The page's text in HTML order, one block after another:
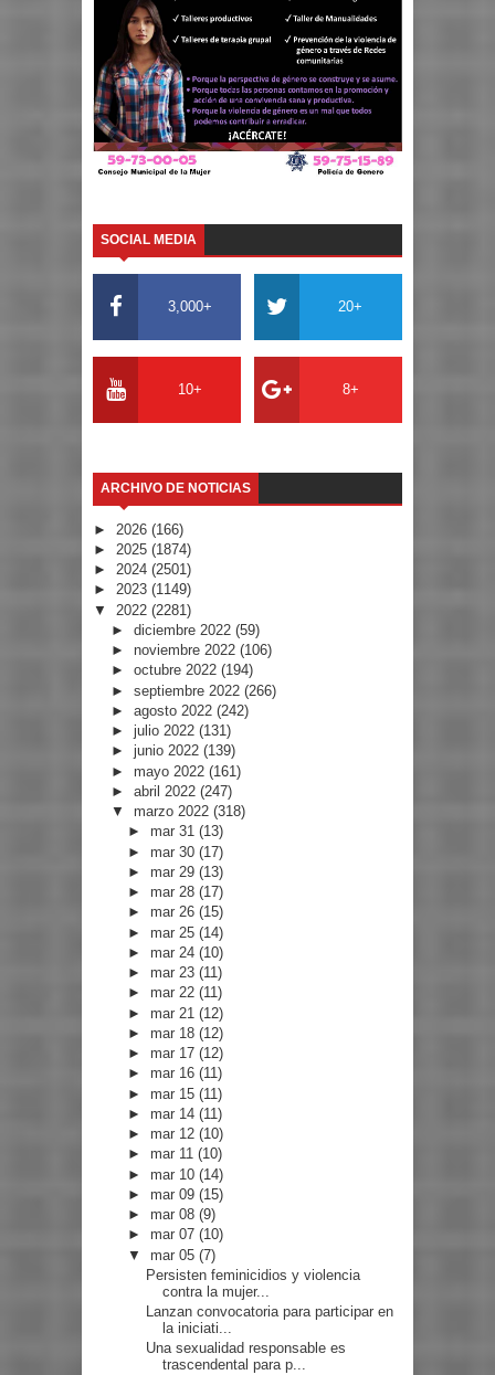
SOCIAL MEDIA
3,000+ 20+
10+ 8+
ARCHIVO DE NOTICIAS
► 2026 (166)
► 2025 (1874)
► 2024 (2501)
► 2023 (1149)
▼ 2022 (2281)
► diciembre 2022 (59)
► noviembre 2022 (106)
► octubre 2022 (194)
► septiembre 2022 (266)
► agosto 2022 (242)
► julio 2022 (131)
► junio 2022 (139)
► mayo 2022 (161)
► abril 2022 (247)
▼ marzo 2022 (318)
► mar 31(13)
► mar 30(17)
► mar 29(13)
► mar 28(17)
► mar 26(15)
► mar 25(14)
► mar 24(10)
► mar 23(11)
► mar 22(11)
► mar 21(12)
► mar 18(12)
► mar 17(12)
► mar 16(11)
► mar 15(11)
► mar 14(11)
► mar 12(10)
► mar 11(10)
► mar 10(14)
► mar 09(15)
► mar 08(9)
► mar 07(10)
▼ mar 05(7)
Persisten feminicidios y violencia
contra la mujer...
Lanzan convocatoria para participar en
la iniciati...
Una sexualidad responsable es
trascendental para p...